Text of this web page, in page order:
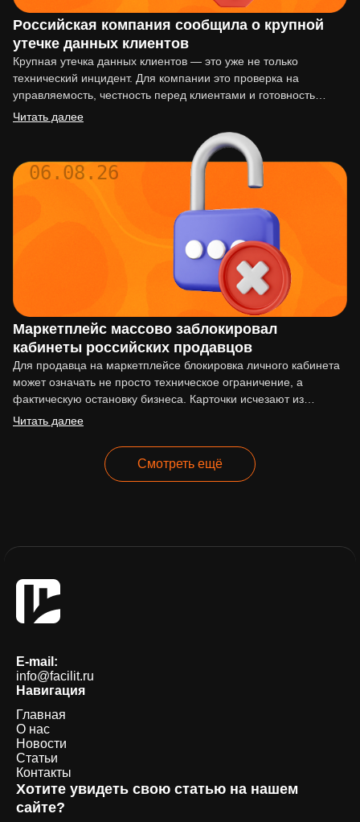
Российская компания сообщила о крупной
утечке данных клиентов
Крупная утечка данных клиентов — это уже не только
технический инцидент. Для компании это проверка на
управляемость, честность перед клиентами и готовность
действовать по…
Читать далее
06.08.26
Маркетплейс массово заблокировал
кабинеты российских продавцов
Для продавца на маркетплейсе блокировка личного кабинета
может означать не просто техническое ограничение, а
фактическую остановку бизнеса. Карточки исчезают из
выдачи, реклама перестаёт работать,…
Читать далее
Смотреть ещё
E-mail:
info@facilit.ru
Навигация
Главная
О нас
Новости
Статьи
Контакты
Хотите увидеть свою статью на нашем
сайте?